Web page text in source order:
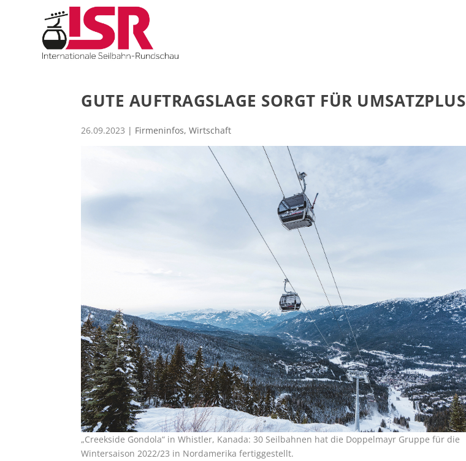
GUTE AUFTRAGSLAGE SORGT FÜR UMSATZPLUS
26.09.2023 | Firmeninfos, Wirtschaft
„Creekside Gondola“ in Whistler, Kanada: 30 Seilbahnen hat die Doppelmayr Gruppe für die
Wintersaison 2022/23 in Nordamerika fertiggestellt.